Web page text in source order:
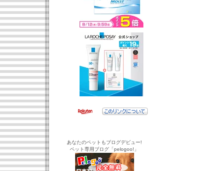
あなたのペットもブログデビュー!
ペット専用ブログ「pelogoo!」